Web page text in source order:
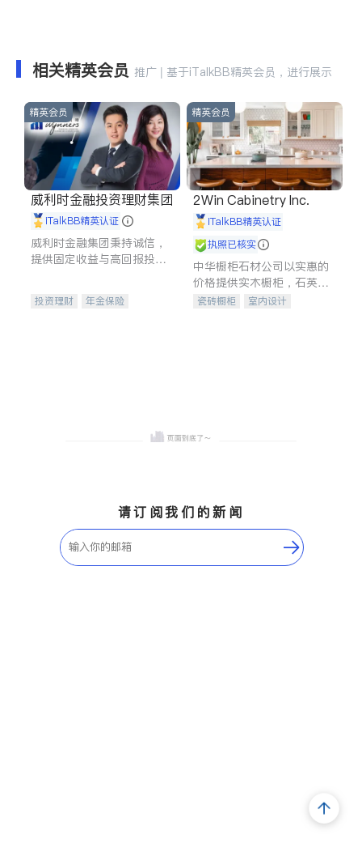
相关精英会员 推广 | 基于iTalkBB精英会员，进行展示
精英会员
威利时金融投资理财集团
iTalkBB精英认证
威利时金融集团秉持诚信，
提供固定收益与高回报投资
合，助力客户实现目标
投资理财
年金保险
精英会员
2Win Cabinetry Inc.
iTalkBB精英认证
执照已核实
中华橱柜石材公司以实惠的
价格提供实木橱柜，石英石
台面，多种优质不锈钢水
瓷砖橱柜
室内设计
请订阅我们的新闻